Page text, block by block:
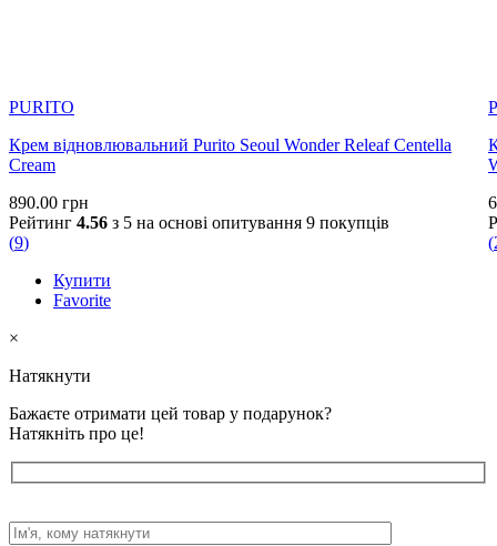
PURITO
Крем відновлювальний Purito Seoul Wonder Releaf Centella
Cream
890.00 грн
Рейтинг 4.56 з 5 на основі опитування 9 покупців
(9)
Купити
Favorite
(
×
Натякнути
Бажаєте отримати цей товар у подарунок?
Натякніть про це!